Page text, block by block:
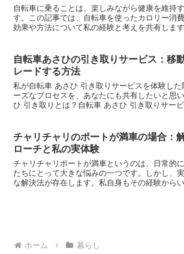
自転車に乗ることは、楽しみながら健康を維持
す。この記事では、自転車を使ったカロリー消
効果や方法について私の経験と考えを共有しま
自転車あさひの引き取りサービス：移
レードする方法
私が自転車 あさひ 引き取りサービスを体験し
ーズなプロセスを、あなたにも共有したいと思
ひ 引き取りとは？自転車 あさひ 引き取りサー
チャリチャリのポートが満車の場合：
ローチと私の実体験
チャリチャリポートが満車というのは、日常的
たちにとって大きな悩みの一つです。しかし、
な解決法が存在します。私自身もその経験から
ホーム 暮らし